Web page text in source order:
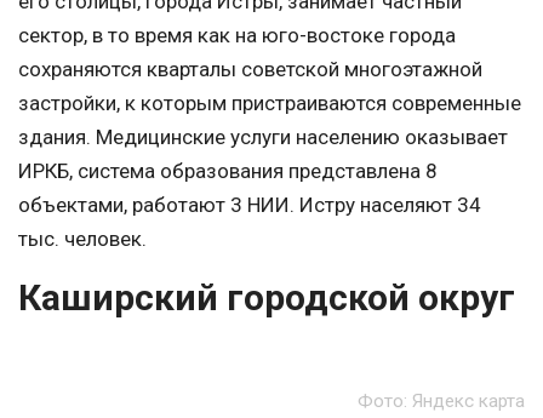
сектор, в то время как на юго-востоке города
сохраняются кварталы советской многоэтажной
застройки, к которым пристраиваются современные
здания. Медицинские услуги населению оказывает
ИРКБ, система образования представлена 8
объектами, работают 3 НИИ. Истру населяют 34
тыс. человек.
Каширский городской округ
Фото: Яндекс карта